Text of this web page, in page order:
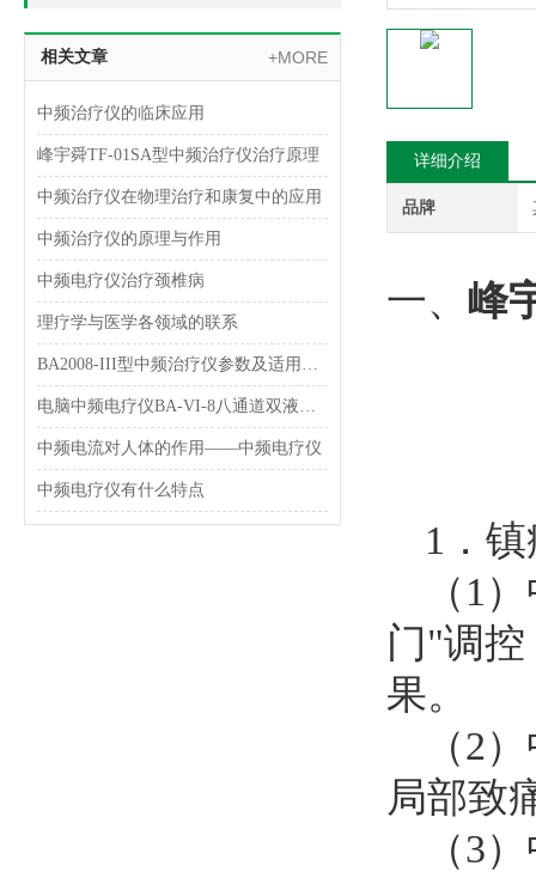
相关文章 +MORE
中频治疗仪的临床应用
峰宇舜TF-01SA型中频治疗仪治疗原理
中频治疗仪在物理治疗和康复中的应用
中频治疗仪的原理与作用
中频电疗仪治疗颈椎病
理疗学与医学各领域的联系
BA2008-III型中频治疗仪参数及适用范围和特点介绍
电脑中频电疗仪BA-VI-8八通道双液晶显示型 理疗机简介
中频电流对人体的作用——中频电疗仪
中频电疗仪有什么特点
详细介绍
品牌
一、 峰
1．
（1
门"调
果。
（2
局部致
（3